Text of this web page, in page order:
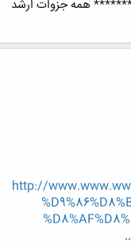
همه جزوات ارشد
http://